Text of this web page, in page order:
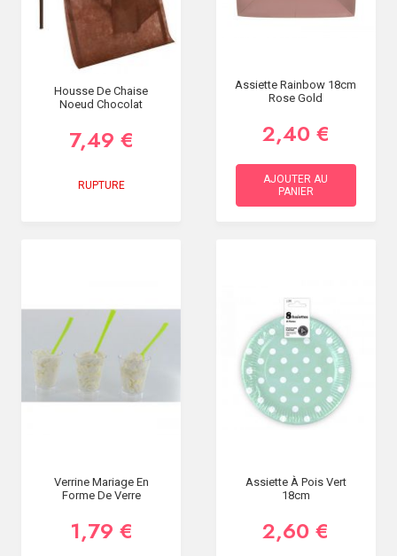
Housse De Chaise
Noeud Chocolat
7,49 €
RUPTURE
Assiette Rainbow 18cm
Rose Gold
2,40 €
AJOUTER AU
PANIER
Verrine Mariage En
Forme De Verre
1,79 €
Assiette À Pois Vert
18cm
2,60 €